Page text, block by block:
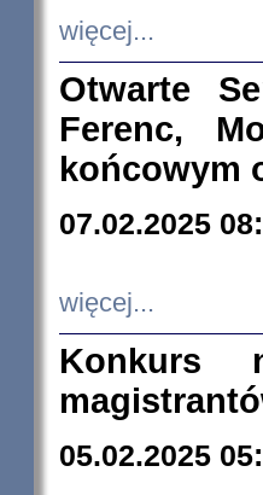
więcej...
Otwarte
Ferenc,
końcowym
07.02.2025
więcej...
Konkurs
05.02.2025